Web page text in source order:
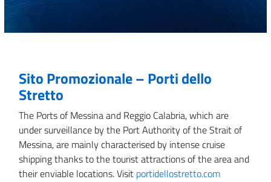
Sito Promozionale – Porti dello
Stretto
The Ports of Messina and Reggio Calabria, which are
under surveillance by the Port Authority of the Strait of
Messina, are mainly characterised by intense cruise
shipping thanks to the tourist attractions of the area and
their enviable locations. Visit portidellostretto.com